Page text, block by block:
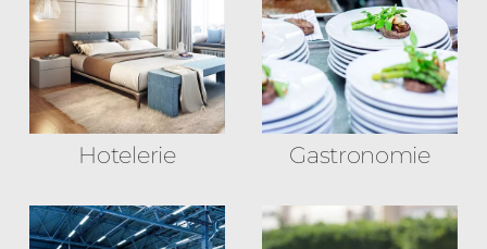
Hotelerie Gastronomie